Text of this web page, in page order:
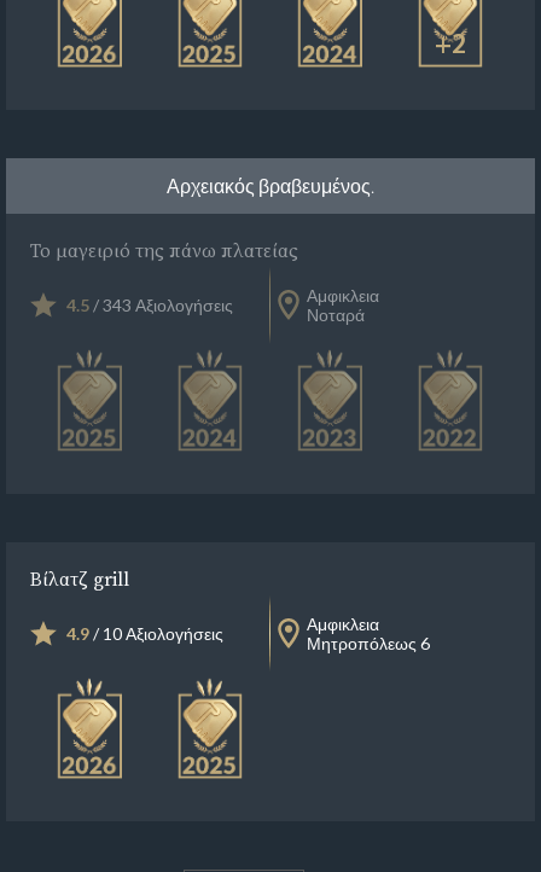
+2
Αρχειακός βραβευμένος.
Το μαγειριό της πάνω πλατείας
4.5/ 343 Αξιολογήσεις
Αμφικλεια
Νοταρά
Βίλατζ grill
4.9/ 10 Αξιολογήσεις
Αμφικλεια
Μητροπόλεως 6